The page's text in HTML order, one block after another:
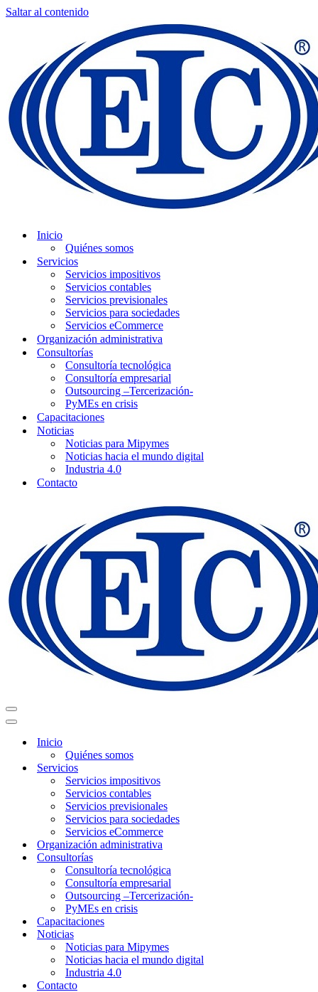
Saltar al contenido
Inicio
Quiénes somos
Servicios
Servicios impositivos
Servicios contables
Servicios previsionales
Servicios para sociedades
Servicios eCommerce
Organización administrativa
Consultorías
Consultoría tecnológica
Consultoría empresarial
Outsourcing –Tercerización-
PyMEs en crisis
Capacitaciones
Noticias
Noticias para Mipymes
Noticias hacia el mundo digital
Industria 4.0
Contacto
Menú
de
Menú
navegación
Inicio
Quiénes somos
Servicios
Servicios impositivos
Servicios contables
Servicios previsionales
Servicios para sociedades
Servicios eCommerce
Organización administrativa
Consultorías
Consultoría tecnológica
Consultoría empresarial
Outsourcing –Tercerización-
PyMEs en crisis
Capacitaciones
Noticias
Noticias para Mipymes
Noticias hacia el mundo digital
Industria 4.0
Contacto